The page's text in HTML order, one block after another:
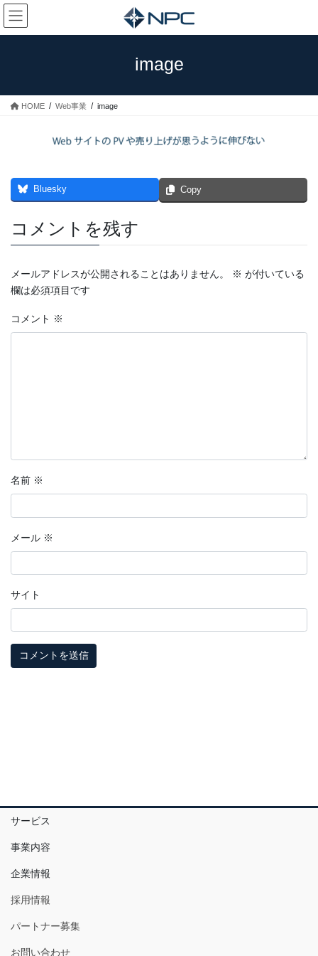
コ
ン
テ
ス
ナ
ビ
ゲ
ン
image
HOME Web事業 image
Bluesky Copy
コメントを残す
メールアドレスが公開されることはありません。 ※ が付いている
欄は必須項目です
コメント ※
名前 ※
メール ※
サイト
サービス
事業内容
企業情報
採用情報
パートナー募集
お問い合わせ